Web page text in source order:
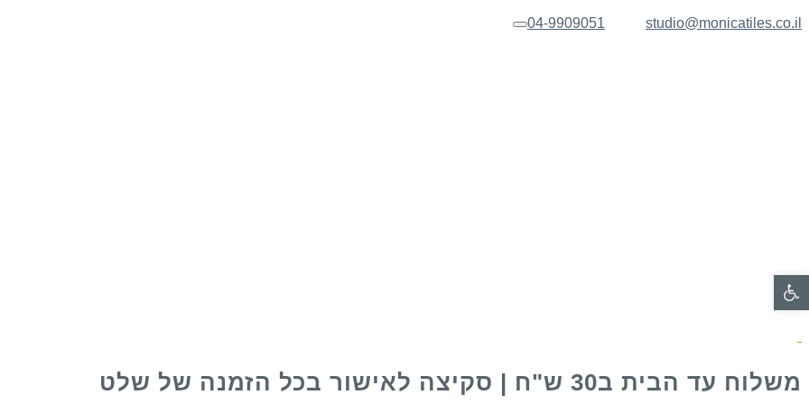
studio@monicatiles.co.il
04-9909051 תפריט
משלוח עד הבית ב30 ש"ח | סקיצה לאישור בכל הזמנה של שלט
פתח סרגל נגישות